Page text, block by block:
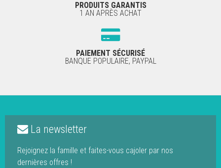
PRODUITS GARANTIS
1 AN APRÈS ACHAT
PAIEMENT SÉCURISÉ
BANQUE POPULAIRE, PAYPAL
La newsletter
Rejoignez la famille et faites-vous cajoler par nos
dernières offres !